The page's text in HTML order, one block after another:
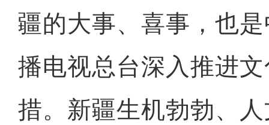
疆的大事、喜事，也
播电视总台深入推进
措。新疆生机勃勃、